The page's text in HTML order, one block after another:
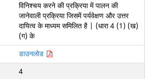
विनिश्चय करने की प्रक्रिया में पालन की
जानेवाली प्रक्रिया जिसमें पर्यवेक्षण और उत्तर
दायित्व के माध्यम समिलित है | (धारा 4 (1) (ख)
(ग) के
डाउनलोड
4